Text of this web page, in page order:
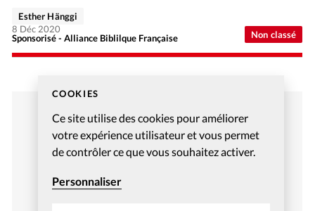
COOKIES
Ce site utilise des cookies pour améliorer
votre expérience utilisateur et vous permet
de contrôler ce que vous souhaitez activer.
Personnaliser
Non classé
Sponsorisé - Alliance Biblilque Française
Esther Hänggi
8 Déc 2020